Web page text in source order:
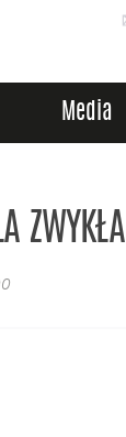
Media
ZWYKŁA